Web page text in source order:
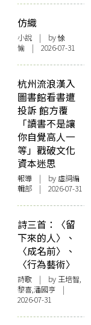
仿織
小說 | by 悇
愉 | 2026-07-31
杭州流浪漢入
圖書館看書遭
投訴 館方覆
「讀書不是讓
你自覺高人一
等」戳破文化
資本迷思
報導 | by 虛詞編
輯部 | 2026-07-31
詩三首：〈留
下來的人〉、
〈成名前〉、
〈行為藝術〉
詩歌 | by 王培智,
黎喜,潘國亨 |
2026-07-31